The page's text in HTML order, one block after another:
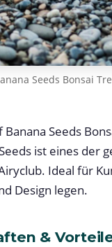
Seeds Bonsai
Banana Seeds
ist eines der
Ideal für
Design legen.
&